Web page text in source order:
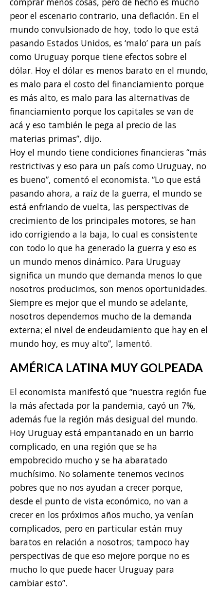
peor el escenario contrario, una deflación. En el
mundo convulsionado de hoy, todo lo que está
pasando Estados Unidos, es ‘malo’ para un país
como Uruguay porque tiene efectos sobre el
dólar. Hoy el dólar es menos barato en el mundo,
es malo para el costo del financiamiento porque
es más alto, es malo para las alternativas de
financiamiento porque los capitales se van de
acá y eso también le pega al precio de las
materias primas”, dijo.
Hoy el mundo tiene condiciones financieras “más
restrictivas y eso para un país como Uruguay, no
es bueno”, comentó el economista. “Lo que está
pasando ahora, a raíz de la guerra, el mundo se
está enfriando de vuelta, las perspectivas de
crecimiento de los principales motores, se han
ido corrigiendo a la baja, lo cual es consistente
con todo lo que ha generado la guerra y eso es
un mundo menos dinámico. Para Uruguay
significa un mundo que demanda menos lo que
nosotros producimos, son menos oportunidades.
Siempre es mejor que el mundo se adelante,
nosotros dependemos mucho de la demanda
externa; el nivel de endeudamiento que hay en el
mundo hoy, es muy alto”, lamentó.
AMÉRICA LATINA MUY GOLPEADA
El economista manifestó que “nuestra región fue
la más afectada por la pandemia, cayó un 7%,
además fue la región más desigual del mundo.
Hoy Uruguay está empantanado en un barrio
complicado, en una región que se ha
empobrecido mucho y se ha abaratado
muchísimo. No solamente tenemos vecinos
pobres que no nos ayudan a crecer porque,
desde el punto de vista económico, no van a
crecer en los próximos años mucho, ya venían
complicados, pero en particular están muy
baratos en relación a nosotros; tampoco hay
perspectivas de que eso mejore porque no es
mucho lo que puede hacer Uruguay para
cambiar esto”.